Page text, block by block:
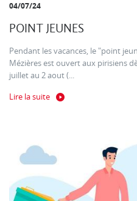
04/07/24
POINT JEUNES
Pendant les vacances, le "point
Mézières est ouvert aux pirisiens
juillet au 2 aout (...
Lire la suite